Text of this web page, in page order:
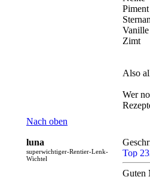
Piment
Vanille
Zimt
Also
Wer
Nach oben
luna
superwichtiger-Rentier-Lenk-
Wichtel
Guten